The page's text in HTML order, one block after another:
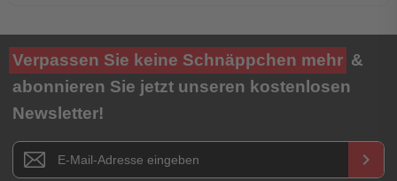
Verpassen Sie keine Schnäppchen mehr &
abonnieren Sie jetzt unseren kostenlosen
Newsletter!
Newsletter E-Mail Adresse keyboard_arrow_right